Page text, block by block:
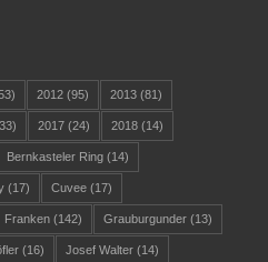
2012(95) 2013(81)
2017(24) 2018(14)
Bernkasteler Ring(14)
(17) Cuvee(17)
Franken(142) Grauburgunder(13)
(16) Josef Walter(14)